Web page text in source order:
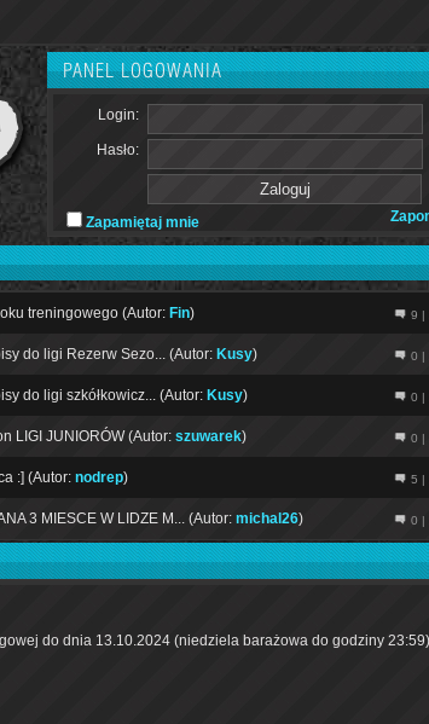
PANEL LOGOWANIA
Login:
Hasło:
Zapamiętaj mnie
treningowego (Autor: Fin) 9 |
do ligi Rezerw Sezo... (Autor: Kusy) 0 |
do ligi szkółkowicz... (Autor: Kusy) 0 |
LIGI JUNIORÓW (Autor:szuwarek) 0 |
:] (Autor:nodrep) 5 |
3 MIESCE W LIDZE M... (Autor:michal26) 0 |
do dnia 13.10.2024 (niedziela barażowa do godziny